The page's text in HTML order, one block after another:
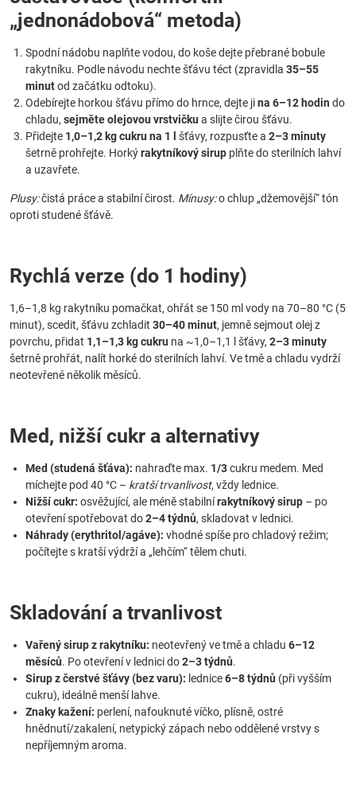
„jednonádobová“ metoda)
Spodní nádobu naplňte vodou, do koše dejte přebrané bobule
rakytníku. Podle návodu nechte šťávu téct (zpravidla 35–55
minutod začátku odtoku).
Odebírejte horkou šťávu přímo do hrnce, dejte jina 6–12 hodin do
chladu, sejměte olejovou vrstvičku a slijte čirou šťávu.
Přidejte 1,0–1,2 kg cukru na 1 l šťávy, rozpusťte a 2–3 minuty
šetrně prohřejte. Horkýrakytníkový sirup plňte do sterilních lahví
a uzavřete.
Plusy:čistá práce a stabilní čirost. Mínusy:o chlup „džemovější“ tón
oproti studené šťávě.
Rychlá verze (do 1 hodiny)
1,6–1,8 kg rakytníku pomačkat, ohřát se 150 ml vody na 70–80 °C (5
minut), scedit, šťávu zchladit 30–40 minut, jemně sejmout olej z
povrchu, přidat 1,1–1,3 kg cukru na ~1,0–1,1 l šťávy, 2–3 minuty
šetrně prohřát, nalít horké do sterilních lahví. Ve tmě a chladu vydrží
neotevřené několik měsíců.
Med, nižší cukr a alternativy
Med (studená šťáva): nahraďte max. 1/3cukru medem. Med
míchejte pod 40 °C – kratší trvanlivost, vždy lednice.
Nižší cukr: osvěžující, ale méně stabilnírakytníkový sirup – po
otevření spotřebovat do2–4 týdnů, skladovat v lednici.
Náhrady (erythritol/agáve): vhodné spíše pro chladový režim;
počítejte s kratší výdrží a „lehčím“ tělem chuti.
Skladování a trvanlivost
Vařený sirup z rakytníku: neotevřený ve tmě a chladu 6–12
měsíců. Po otevření v lednici do2–3 týdnů.
Sirup z čerstvé šťávy (bez varu): lednice6–8 týdnů (při vyšším
cukru), ideálně menší lahve.
Znaky kažení: perlení, nafouknuté víčko, plísně, ostré
hnědnutí/zakalení, netypický zápach nebo oddělené vrstvy s
nepříjemným aroma.